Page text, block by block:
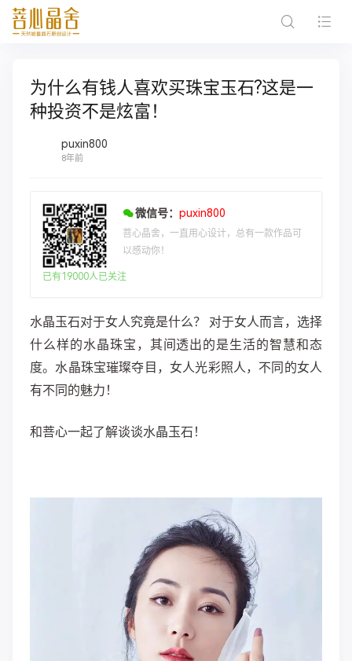
为什么有钱人喜欢买珠宝玉石?这是一
种投资不是炫富！
puxin800
8年前
微信号： puxin800
菩心晶舍，一直用心设计，总有一款作品可
以感动你！
已有19000人已关注
​​水晶玉石对于女人究竟是什么？ 对于女人而言，选择
什么样的水晶珠宝，其间透出的是生活的智慧和态
度。水晶珠宝璀璨夺目，女人光彩照人，不同的女人
有不同的魅力！
和菩心一起了解谈谈水晶玉石！